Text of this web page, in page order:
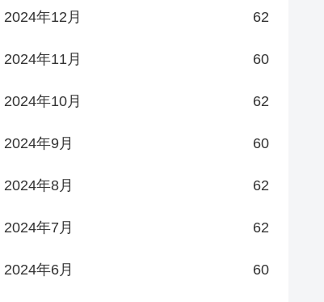
2024年12月 62
2024年11月 60
2024年10月 62
2024年9月 60
2024年8月 62
2024年7月 62
2024年6月 60